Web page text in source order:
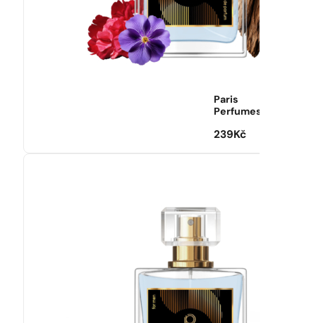
Paris
Perfumes
239Kč